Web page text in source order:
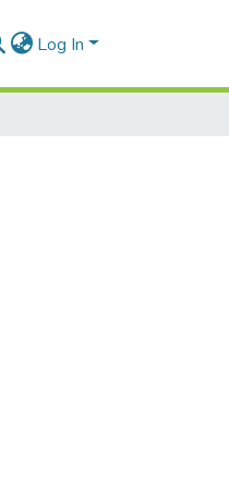
Log In